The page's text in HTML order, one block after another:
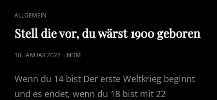
OMIKRON…
HAB
NUR
ÜBER
CAT
LINKS
ALLGEMEIN
Stell die vor, du wärst 1900 geboren
POSTED
10. JANUAR 2022 NDM
Wenn du 14 bist Der erste Weltkrieg beginnt
und es endet, wenn du 18 bist mit 22